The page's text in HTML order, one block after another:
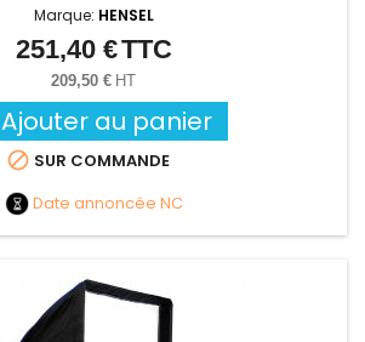
Marque: HENSEL
Prix
251,40 €TTC
209,50 € HT
Ajouter au panier
 SUR COMMANDE
Date annoncée NC